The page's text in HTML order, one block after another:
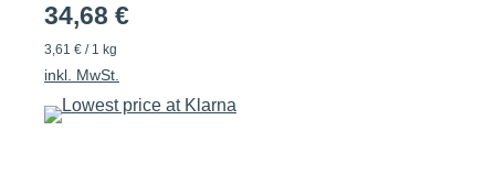
34,68 €
3,61 € / 1 kg
inkl. MwSt.